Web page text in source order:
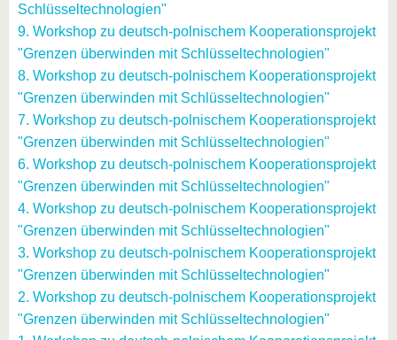
Schlüsseltechnologien"
9. Workshop zu deutsch-polnischem Kooperationsprojekt
"Grenzen überwinden mit Schlüsseltechnologien"
8. Workshop zu deutsch-polnischem Kooperationsprojekt
"Grenzen überwinden mit Schlüsseltechnologien"
7. Workshop zu deutsch-polnischem Kooperationsprojekt
"Grenzen überwinden mit Schlüsseltechnologien"
6. Workshop zu deutsch-polnischem Kooperationsprojekt
"Grenzen überwinden mit Schlüsseltechnologien"
4. Workshop zu deutsch-polnischem Kooperationsprojekt
"Grenzen überwinden mit Schlüsseltechnologien"
3. Workshop zu deutsch-polnischem Kooperationsprojekt
"Grenzen überwinden mit Schlüsseltechnologien"
2. Workshop zu deutsch-polnischem Kooperationsprojekt
"Grenzen überwinden mit Schlüsseltechnologien"